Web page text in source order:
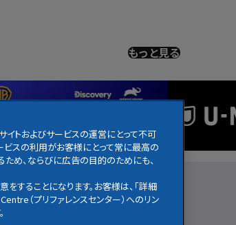
もっと見る
メニュースお知らせ
イトおよびサービスの運営にとって不可
ビスの利用がお客様にとって常に最高の
め、ならびに広告の目的のためにも、
することになります。お客様は、「詳細
（プリファレンスセンター）へのリン